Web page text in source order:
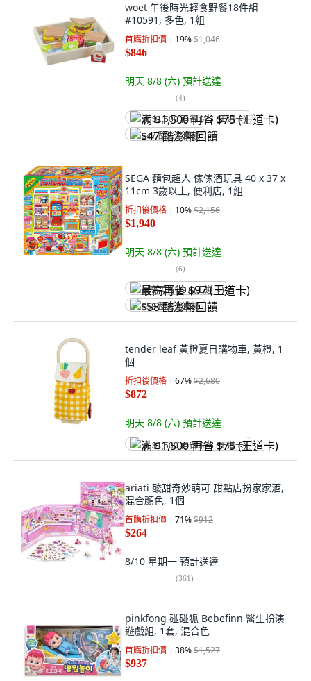
woet 午後時光輕食野餐18件組
#10591, 多色, 1組
首購折扣價 19%$1,046
$846
明天 8/8 (六) 預計送達
(4)
满 $1,500 再省 $75 (王道卡)
$47 酷澎幣回饋
SEGA 麵包超人 傢傢酒玩具 40 x 37 x
11cm 3歲以上, 便利店, 1組
折扣後價格 10%$2,156
$1,940
明天 8/8 (六) 預計送達
(6)
最高再省 $97 (王道卡)
$58 酷澎幣回饋
tender leaf 黃橙夏日購物車, 黃橙, 1
個
折扣後價格 67%$2,680
$872
明天 8/8 (六) 預計送達
满 $1,500 再省 $75 (王道卡)
ariati 酸甜奇妙萌可 甜點店扮家家酒,
混合顏色, 1個
首購折扣價 71%$912
$264
8/10 星期一 預計送達
(361)
pinkfong 碰碰狐 Bebefinn 醫生扮演
遊戲組, 1套, 混合色
首購折扣價 38%$1,527
$937